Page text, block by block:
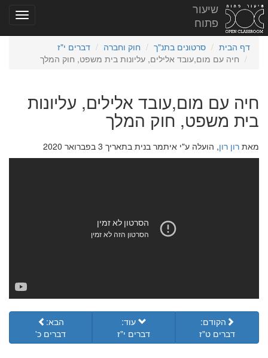
שיעור
פתוח
דף הבית סרטונים בתנ"ך חוק וחברה
דברים י"ז
חיה עם מום,עובד אלילים, עליונות בית משפט, חוק המלך
חיה עם מום,עובד אלילים, עליונות
בית משפט, חוק המלך
מאת רון רון, הועלה ע"י איתמר בנית בתאריך 3 בפברואר 2020
הקודם:
דברים ט"ז
עוד:
דברים י"ז
הבא:
דברים כ'